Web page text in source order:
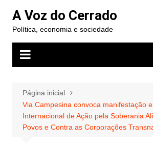
para
conteúdo
A Voz do Cerrado
Política, economia e sociedade
Página inicial
Via Campesina convoca manifestação
Internacional de Ação pela Soberania
Povos e Contra as Corporações